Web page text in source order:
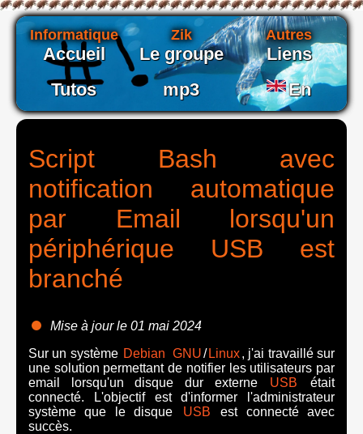
Informatique
Accueil
Tutos
Zik
Le groupe
mp3
Autres
Liens
En
Script Bash avec
notification automatique
par Email lorsqu'un
périphérique USB est
branché
Mise à jour le 01 mai 2024
Sur un système Debian GNU/ Linux, j'ai travaillé sur
une solution permettant de notifier les utilisateurs par
email lorsqu'un disque dur externe
USB
était
connecté. L'objectif est d'informer l'administrateur
système que le disque
USB
est connecté avec
succès.